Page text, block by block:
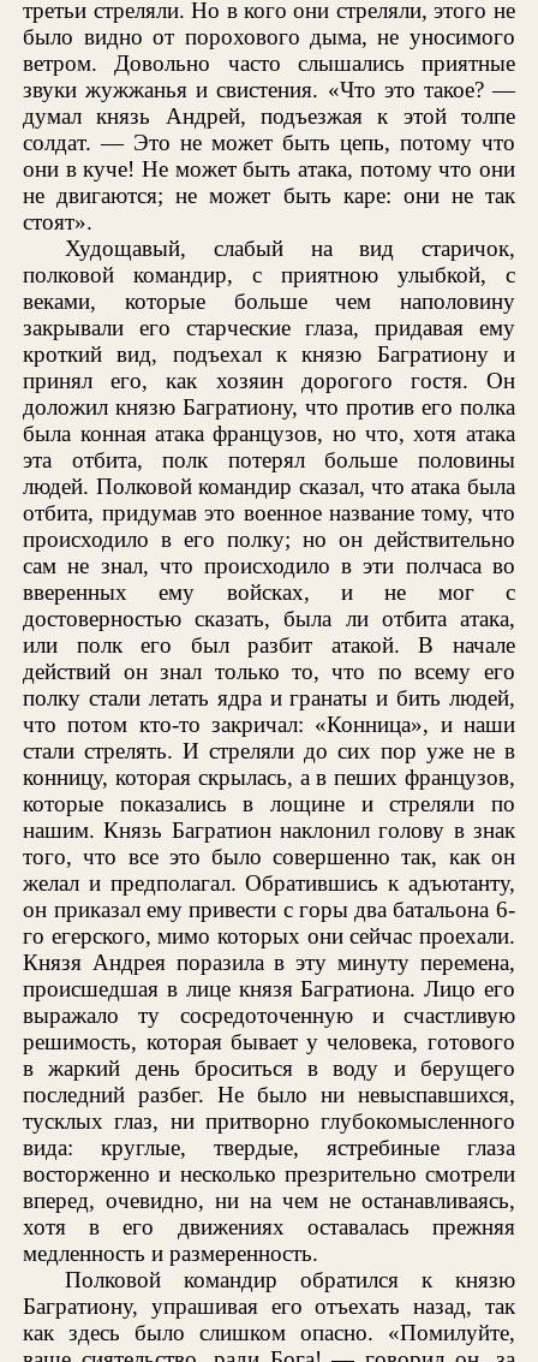
третьи стреляли. Но в кого они стреляли, этого не
было видно от порохового дыма, не уносимого
ветром. Довольно часто слышались приятные
звуки жужжанья и свистения. «Что это такое? —
думал князь Андрей, подъезжая к этой толпе
солдат. — Это не может быть цепь, потому что
они в куче! Не может быть атака, потому что они
не двигаются; не может быть каре: они не так
стоят».
Худощавый, слабый на вид старичок,
полковой командир, с приятною улыбкой, с
веками, которые больше чем наполовину
закрывали его старческие глаза, придавая ему
кроткий вид, подъехал к князю Багратиону и
принял его, как хозяин дорогого гостя. Он
доложил князю Багратиону, что против его полка
была конная атака французов, но что, хотя атака
эта отбита, полк потерял больше половины
людей. Полковой командир сказал, что атака была
отбита, придумав это военное название тому, что
происходило в его полку; но он действительно
сам не знал, что происходило в эти полчаса во
вверенных ему войсках, и не мог с
достоверностью сказать, была ли отбита атака,
или полк его был разбит атакой. В начале
действий он знал только то, что по всему его
полку стали летать ядра и гранаты и бить людей,
что потом кто-то закричал: «Конница», и наши
стали стрелять. И стреляли до сих пор уже не в
конницу, которая скрылась, а в пеших французов,
которые показались в лощине и стреляли по
нашим. Князь Багратион наклонил голову в знак
того, что все это было совершенно так, как он
желал и предполагал. Обратившись к адъютанту,
он приказал ему привести с горы два батальона 6-
го егерского, мимо которых они сейчас проехали.
Князя Андрея поразила в эту минуту перемена,
происшедшая в лице князя Багратиона. Лицо его
выражало ту сосредоточенную и счастливую
решимость, которая бывает у человека, готового
в жаркий день броситься в воду и берущего
последний разбег. Не было ни невыспавшихся,
тусклых глаз, ни притворно глубокомысленного
вида: круглые, твердые, ястребиные глаза
восторженно и несколько презрительно смотрели
вперед, очевидно, ни на чем не останавливаясь,
хотя в его движениях оставалась прежняя
медленность и размеренность.
Полковой командир обратился к князю
Багратиону, упрашивая его отъехать назад, так
как здесь было слишком опасно. «Помилуйте,